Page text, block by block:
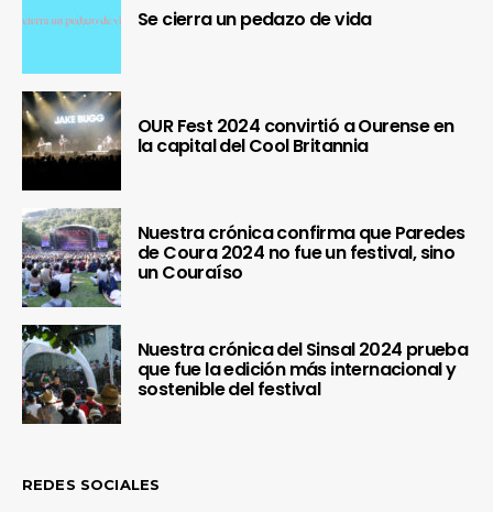
Se cierra un pedazo de vida
OUR Fest 2024 convirtió a Ourense en
la capital del Cool Britannia
Nuestra crónica confirma que Paredes
de Coura 2024 no fue un festival, sino
un Couraíso
Nuestra crónica del Sinsal 2024 prueba
que fue la edición más internacional y
sostenible del festival
REDES SOCIALES